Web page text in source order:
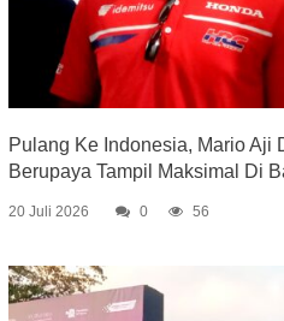
Pulang Ke Indonesia, Mario Aji
Berupaya Tampil Maksimal Di
20 Juli 2026 0 56